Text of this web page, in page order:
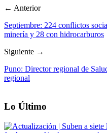
← Anterior
Septiembre: 224 conflictos
minería y 28 con hidrocarburos
Siguiente →
Puno: Director regional de
regional
Lo Último